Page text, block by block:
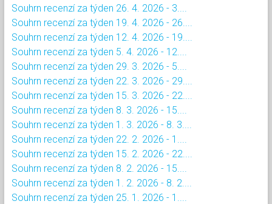
Souhrn recenzí za týden 26. 4. 2026 - 3....
Souhrn recenzí za týden 19. 4. 2026 - 26....
Souhrn recenzí za týden 12. 4. 2026 - 19....
Souhrn recenzí za týden 5. 4. 2026 - 12....
Souhrn recenzí za týden 29. 3. 2026 - 5....
Souhrn recenzí za týden 22. 3. 2026 - 29....
Souhrn recenzí za týden 15. 3. 2026 - 22....
Souhrn recenzí za týden 8. 3. 2026 - 15....
Souhrn recenzí za týden 1. 3. 2026 - 8. 3....
Souhrn recenzí za týden 22. 2. 2026 - 1....
Souhrn recenzí za týden 15. 2. 2026 - 22....
Souhrn recenzí za týden 8. 2. 2026 - 15....
Souhrn recenzí za týden 1. 2. 2026 - 8. 2....
Souhrn recenzí za týden 25. 1. 2026 - 1....